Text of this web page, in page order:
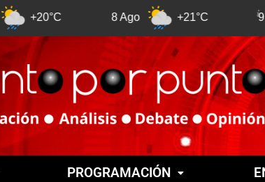
8 Ago +21°C 9 Ago
PROGRAMACIÓN